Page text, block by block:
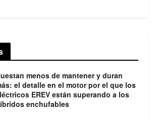
menos de mantener y duran
el detalle en el motor por el que los
EREV están superando a los
enchufables